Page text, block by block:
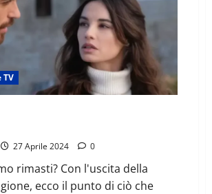
TV
27 Aprile 2024 0
rimasti? Con l'uscita della
ecco il punto di ciò che